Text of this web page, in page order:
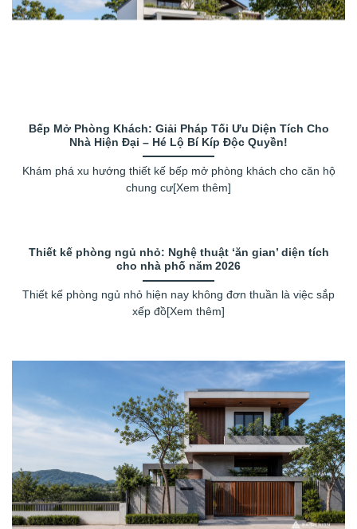
Bếp Mở Phòng Khách: Giải Pháp Tối Ưu Diện Tích Cho
Nhà Hiện Đại – Hé Lộ Bí Kíp Độc Quyền!
Khám phá xu hướng thiết kế bếp mở phòng khách cho căn hộ
chung cư[Xem thêm]
Thiết kế phòng ngủ nhỏ: Nghệ thuật ‘ăn gian’ diện tích
cho nhà phố năm 2026
Thiết kế phòng ngủ nhỏ hiện nay không đơn thuần là việc sắp
xếp đồ[Xem thêm]